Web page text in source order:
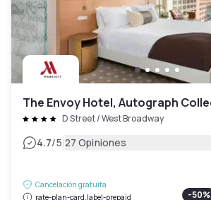
The Envoy Hotel, Autograph
D Street / West Broadway
4.7/5|27 Opiniones
Cancelación gratuita
rate-plan-card.label-prepaid
-50%